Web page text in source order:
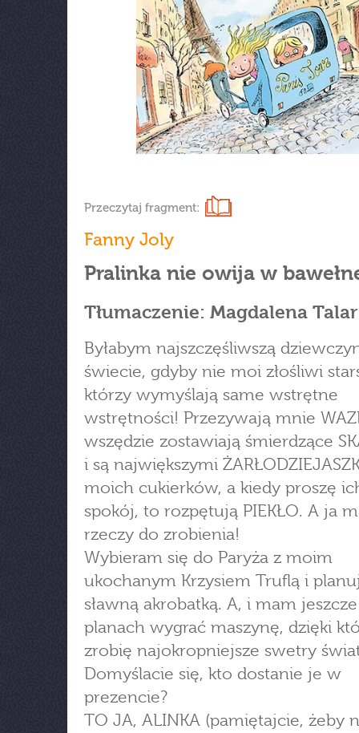
Przeczytaj fragment:
Fanny Joly
Pralinka nie owija w
Tłumaczenie: Magdalena Talar
Byłabym najszczęśliwszą
świecie, gdyby nie moi złośliwi
którzy wymyślają same wstrętne
wstrętności! Przezywają mnie
wszędzie zostawiają śmierdzące
i są największymi
moich cukierków, a kiedy proszę
spokój, to rozpętują PIEKŁO. A ja
rzeczy do zrobienia!
Wybieram się do Paryża z moim
ukochanym Krzysiem Truflą i
sławną akrobatką. A, i mam
planach wygrać maszynę, dzięki
zrobię najokropniejsze swetry
Domyślacie się, kto dostanie je w
prezencie?
TO JA, ALINKA (pamiętajcie, żeby